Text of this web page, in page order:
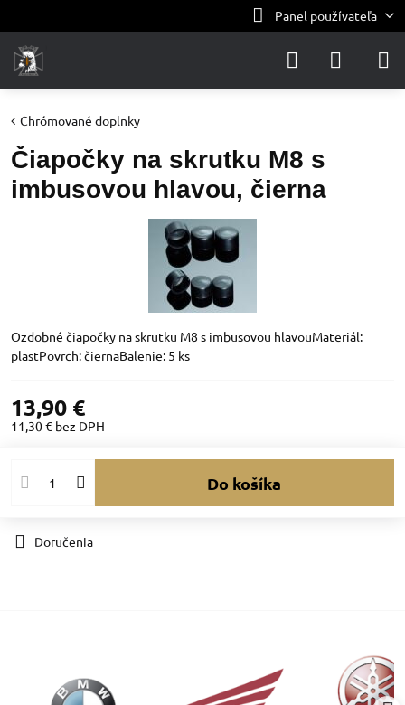
Panel používateľa
Chrómované doplnky
Čiapočky na skrutku M8 s
imbusovou hlavou, čierna
Ozdobné čiapočky na skrutku M8 s imbusovou hlavouMateriál:
plastPovrch: čiernaBalenie: 5 ks
13,90 €
11,30 € bez DPH
Do košíka
Doručenia